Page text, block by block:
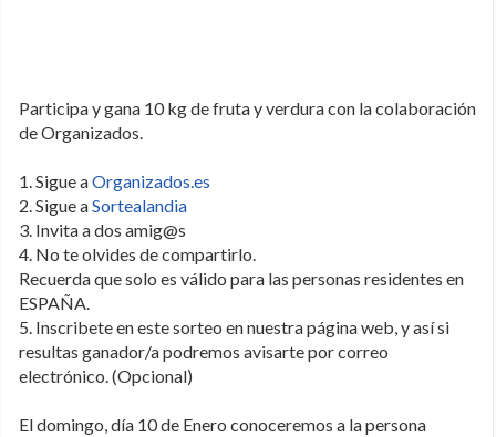
Participa y gana 10 kg de fruta y verdura con la colaboración
de Organizados.
1. Sigue aOrganizados.es
2. Sigue aSortealandia
3. Invita a dos amig@s
4. No te olvides de compartirlo.
Recuerda que solo es válido para las personas residentes en
ESPAÑA.
5. Inscribete en este sorteo en nuestra página web, y así si
resultas ganador/a podremos avisarte por correo
electrónico. (Opcional)
El domingo, día 10 de Enero conoceremos a la persona